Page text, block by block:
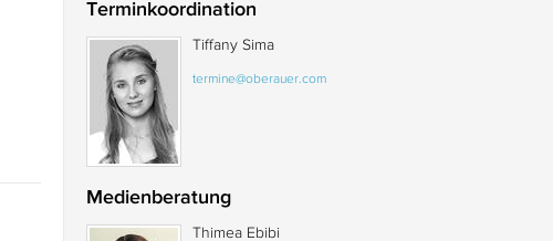
Terminkoordination
Tiffany Sima
termine@oberauer.com
Medienberatung
Thimea Ebibi